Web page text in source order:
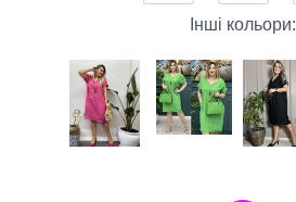
Інші кольори: